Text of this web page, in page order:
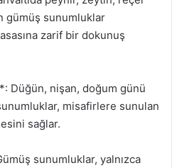
gümüş sunumluklar
zarif bir dokunuş
Düğün, nişan, doğum günü
misafirlere sunulan
sağlar.
sunumluklar, yalnızca